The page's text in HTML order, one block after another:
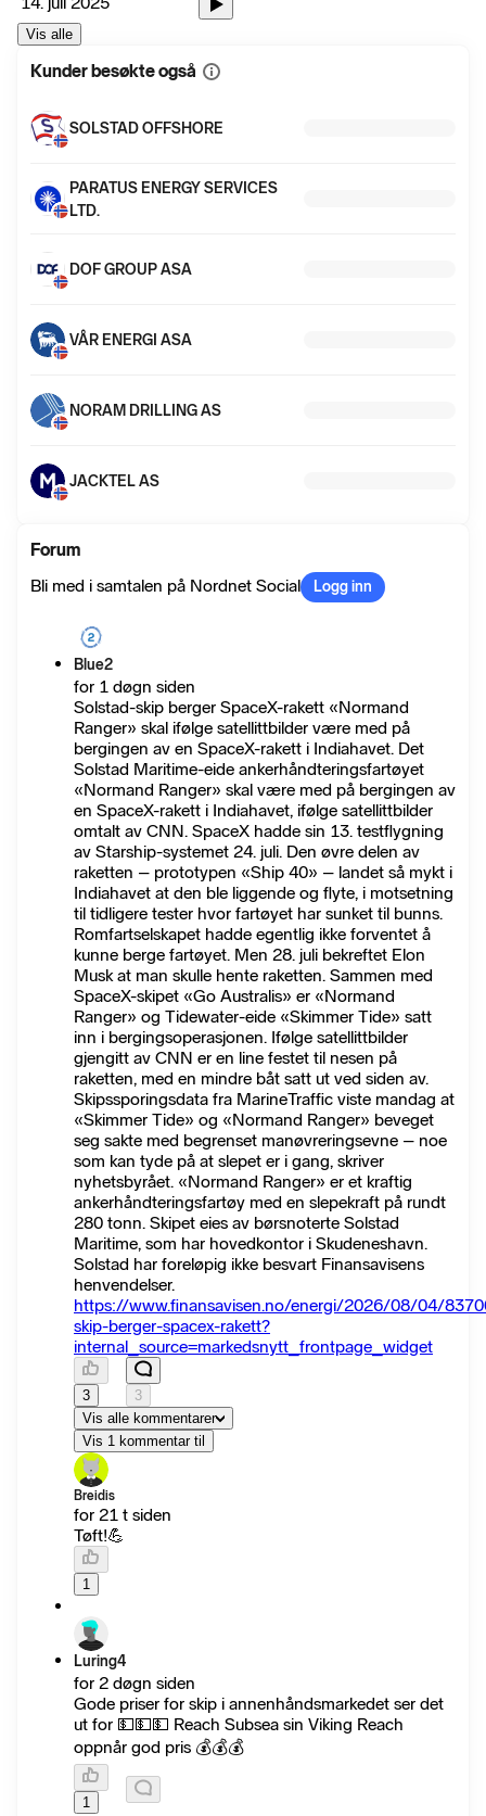
Vis alle
Kunder besøkte også Vis
SOLSTAD OFFSHORE
PARATUS ENERGY SERVICES
LTD.
DOF GROUP ASA
VÅR ENERGI ASA
NORAM DRILLING AS
JACKTEL AS
Forum
Bli med i samtalen på Nordnet Social
Logg inn
Blue2
for 1 døgn siden
Solstad-skip berger SpaceX-rakett «Normand
Ranger» skal ifølge satellittbilder være med på
bergingen av en SpaceX-rakett i Indiahavet. Det
Solstad Maritime-eide ankerhåndteringsfartøyet
«Normand Ranger» skal være med på bergingen av
en SpaceX-rakett i Indiahavet, ifølge satellittbilder
omtalt av CNN. SpaceX hadde sin 13. testflygning
av Starship-systemet 24. juli. Den øvre delen av
raketten – prototypen «Ship 40» – landet så mykt i
Indiahavet at den ble liggende og flyte, i motsetning
til tidligere tester hvor fartøyet har sunket til bunns.
Romfartselskapet hadde egentlig ikke forventet å
kunne berge fartøyet. Men 28. juli bekreftet Elon
Musk at man skulle hente raketten. Sammen med
SpaceX-skipet «Go Australis» er «Normand
Ranger» og Tidewater-eide «Skimmer Tide» satt
inn i bergingsoperasjonen. Ifølge satellittbilder
gjengitt av CNN er en line festet til nesen på
raketten, med en mindre båt satt ut ved siden av.
Skipssporingsdata fra MarineTraffic viste mandag at
«Skimmer Tide» og «Normand Ranger» beveget
seg sakte med begrenset manøvreringsevne – noe
som kan tyde på at slepet er i gang, skriver
nyhetsbyrået. «Normand Ranger» er et kraftig
ankerhåndteringsfartøy med en slepekraft på rundt
280 tonn. Skipet eies av børsnoterte Solstad
Maritime, som har hovedkontor i Skudeneshavn.
Solstad har foreløpig ikke besvart Finansavisens
henvendelser.
https://www.finansavisen.no/energi/2026/08/04/
skip-berger-spacex-rakett?
internal_source=markedsnytt_frontpage_widget
3
3
Vis alle kommentarer
Vis 1 kommentar til
Breidis
for 21 t siden
Tøft!💪
1
Luring4
for 2 døgn siden
Gode priser for skip i annenhåndsmarkedet ser det
ut for 💵💵💵 Reach Subsea sin Viking Reach
oppnår god pris 💰💰💰
1